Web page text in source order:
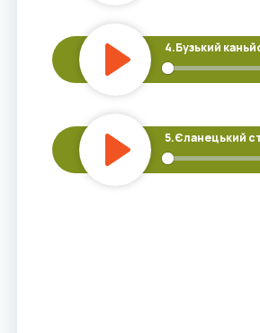
4.Бузький
5.Єланецький